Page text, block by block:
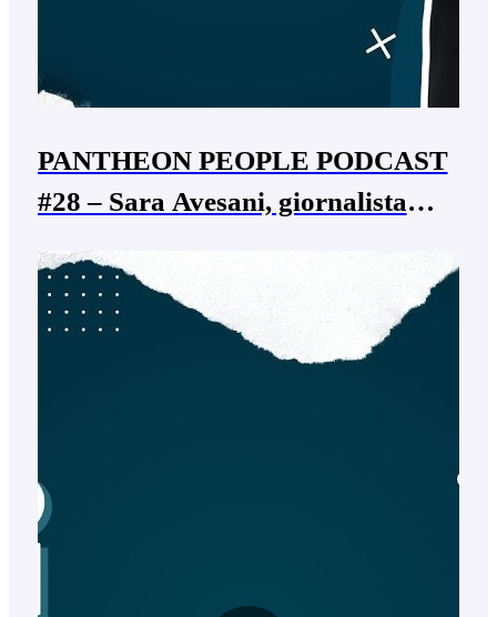
PANTHEON PEOPLE PODCAST
#28 – Sara Avesani, giornalista